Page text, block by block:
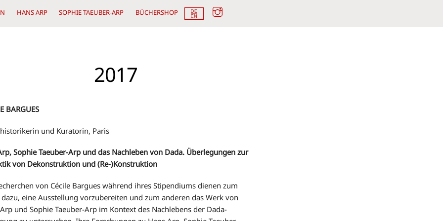
HANS ARP SOPHIE TAEUBER-ARP BÜCHERSHOP
2017
BARGUES
und Kuratorin, Paris
Sophie Taeuber-Arp und das Nachleben von Dada. Überlegungen zur
von Dekonstruktion und (Re-)Konstruktion
von Cécile Bargues während ihres Stipendiums dienen zum
eine Ausstellung vorzubereiten und zum anderen das Werk von
und Sophie Taeuber-Arp im Kontext des Nachlebens der Dada-